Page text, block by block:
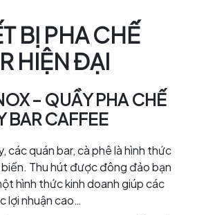
BỊ PHA CHẾ
HIỆN ĐẠI
– QUẦY PHA CHẾ
BAR CAFFEE
các quán bar, cà phê là hình thức
Thu hút được đông đảo bạn
hình thức kinh doanh giúp các
lợi nhuận cao…